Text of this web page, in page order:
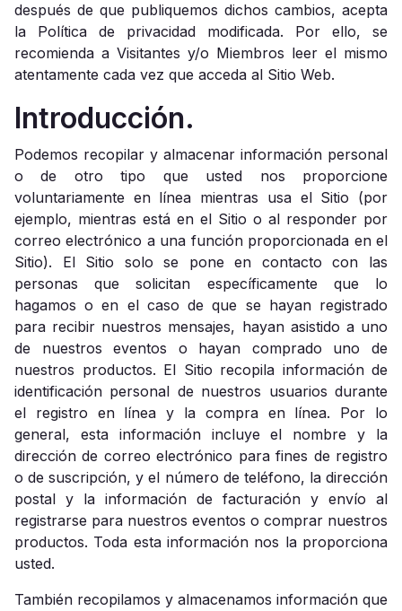
después de que publiquemos dichos cambios, acepta
la Política de privacidad modificada. Por ello, se
recomienda a Visitantes y/o Miembros leer el mismo
atentamente cada vez que acceda al Sitio Web.
Introducción.
Podemos recopilar y almacenar información personal
o de otro tipo que usted nos proporcione
voluntariamente en línea mientras usa el Sitio (por
ejemplo, mientras está en el Sitio o al responder por
correo electrónico a una función proporcionada en el
Sitio). El Sitio solo se pone en contacto con las
personas que solicitan específicamente que lo
hagamos o en el caso de que se hayan registrado
para recibir nuestros mensajes, hayan asistido a uno
de nuestros eventos o hayan comprado uno de
nuestros productos. El Sitio recopila información de
identificación personal de nuestros usuarios durante
el registro en línea y la compra en línea. Por lo
general, esta información incluye el nombre y la
dirección de correo electrónico para fines de registro
o de suscripción, y el número de teléfono, la dirección
postal y la información de facturación y envío al
registrarse para nuestros eventos o comprar nuestros
productos. Toda esta información nos la proporciona
usted.
También recopilamos y almacenamos información que